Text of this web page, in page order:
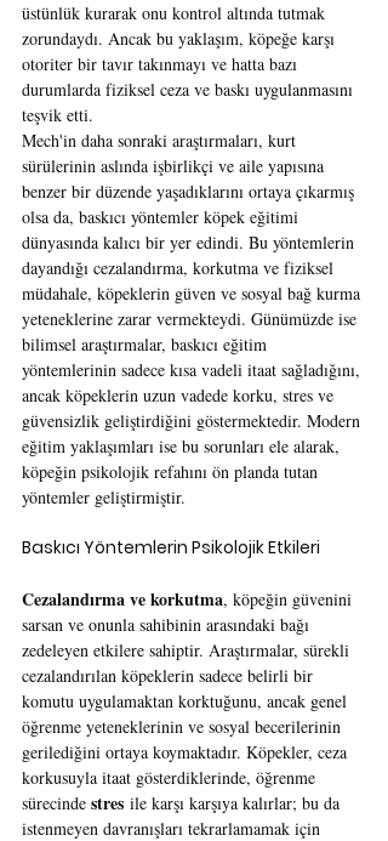
üstünlük kurarak onu kontrol altında tutmak
zorundaydı. Ancak bu yaklaşım, köpeğe karşı
otoriter bir tavır takınmayı ve hatta bazı
durumlarda fiziksel ceza ve baskı uygulanmasını
teşvik etti.
Mech'in daha sonraki araştırmaları, kurt
sürülerinin aslında işbirlikçi ve aile yapısına
benzer bir düzende yaşadıklarını ortaya çıkarmış
olsa da, baskıcı yöntemler köpek eğitimi
dünyasında kalıcı bir yer edindi. Bu yöntemlerin
dayandığı cezalandırma, korkutma ve fiziksel
müdahale, köpeklerin güven ve sosyal bağ kurma
yeteneklerine zarar vermekteydi. Günümüzde ise
bilimsel araştırmalar, baskıcı eğitim
yöntemlerinin sadece kısa vadeli itaat sağladığını,
ancak köpeklerin uzun vadede korku, stres ve
güvensizlik geliştirdiğini göstermektedir. Modern
eğitim yaklaşımları ise bu sorunları ele alarak,
köpeğin psikolojik refahını ön planda tutan
yöntemler geliştirmiştir.
Baskıcı Yöntemlerin Psikolojik Etkileri
Cezalandırma ve korkutma, köpeğin güvenini
sarsan ve onunla sahibinin arasındaki bağı
zedeleyen etkilere sahiptir. Araştırmalar, sürekli
cezalandırılan köpeklerin sadece belirli bir
komutu uygulamaktan korktuğunu, ancak genel
öğrenme yeteneklerinin ve sosyal becerilerinin
gerilediğini ortaya koymaktadır. Köpekler, ceza
korkusuyla itaat gösterdiklerinde, öğrenme
sürecinde stres ile karşı karşıya kalırlar; bu da
istenmeyen davranışları tekrarlamamak için